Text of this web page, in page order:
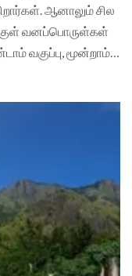
ஆனாலும் சில
வனப்பொருள்கள்
வகுப்பு, மூன்றாம்…